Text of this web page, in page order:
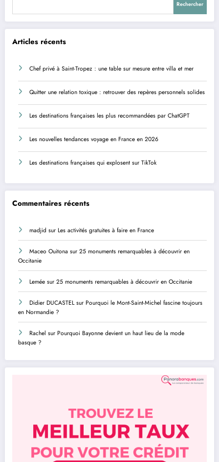
Rechercher
Articles récents
Chef privé à Saint-Tropez : une table sur mesure entre villa et mer
Quitter une relation toxique : retrouver des repères personnels solides
Les destinations françaises les plus recommandées par ChatGPT
Les nouvelles tendances voyage en France en 2026
Les destinations françaises qui explosent sur TikTok
Commentaires récents
madjid sur Les activités gratuites à faire en France
Maceo Ouitona sur 25 monuments remarquables à découvrir en
Occitanie
Lemée sur 25 monuments remarquables à découvrir en Occitanie
Didier DUCASTELsur Pourquoi le Mont-Saint-Michel fascine toujours
en Normandie ?
Rachel sur Pourquoi Bayonne devient un haut lieu de la mode
basque ?